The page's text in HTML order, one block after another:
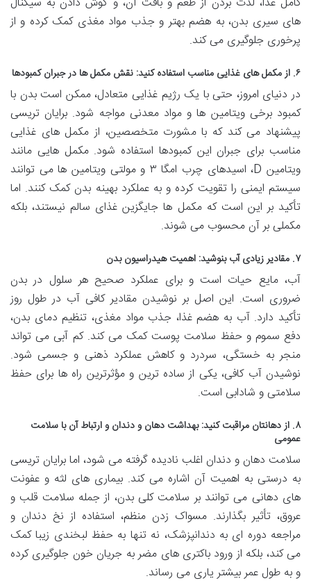
های سیری بدن، به هضم بهتر و جذب مواد مغذی کمک کرده و از
پرخوری جلوگیری می کند.
۶. از مکمل های غذایی مناسب استفاده کنید: نقش مکمل ها در جبران کمبودها
در دنیای امروز، حتی با یک رژیم غذایی متعادل، ممکن است بدن با
کمبود برخی ویتامین ها و مواد معدنی مواجه شود. برایان تریسی
پیشنهاد می کند که با مشورت متخصصین، از مکمل های غذایی
مناسب برای جبران این کمبودها استفاده شود. مکمل هایی مانند
ویتامین D، اسیدهای چرب امگا ۳ و مولتی ویتامین ها می توانند
سیستم ایمنی را تقویت کرده و به عملکرد بهینه بدن کمک کنند. اما
تأکید بر این است که مکمل ها جایگزین غذای سالم نیستند، بلکه
مکملی بر آن محسوب می شوند.
۷. مقادیر زیادی آب بنوشید: اهمیت هیدراسیون بدن
آب، مایع حیات است و برای عملکرد صحیح هر سلول در بدن
ضروری است. این اصل بر نوشیدن مقادیر کافی آب در طول روز
تأکید دارد. آب به هضم غذا، جذب مواد مغذی، تنظیم دمای بدن،
دفع سموم و حفظ سلامت پوست کمک می کند. کم آبی می تواند
منجر به خستگی، سردرد و کاهش عملکرد ذهنی و جسمی شود.
نوشیدن آب کافی، یکی از ساده ترین و مؤثرترین راه ها برای حفظ
سلامتی و شادابی است.
۸. از دهانتان مراقبت کنید: بهداشت دهان و دندان و ارتباط آن با سلامت
عمومی
سلامت دهان و دندان اغلب نادیده گرفته می شود، اما برایان تریسی
به درستی به اهمیت آن اشاره می کند. بیماری های لثه و عفونت
های دهانی می توانند بر سلامت کلی بدن، از جمله سلامت قلب و
عروق، تأثیر بگذارند. مسواک زدن منظم، استفاده از نخ دندان و
مراجعه دوره ای به دندانپزشک، نه تنها به حفظ لبخندی زیبا کمک
می کند، بلکه از ورود باکتری های مضر به جریان خون جلوگیری کرده
و به طول عمر بیشتر یاری می رساند.